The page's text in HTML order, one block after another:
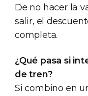
De no hacer la
salir, el
completa.
¿Qué pasa si
de tren?
Si combino en